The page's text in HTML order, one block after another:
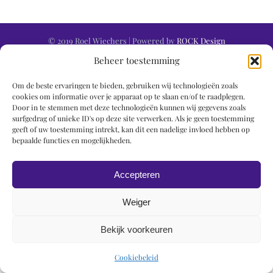
Beheer toestemming
Om de beste ervaringen te bieden, gebruiken wij technologieën zoals
cookies om informatie over je apparaat op te slaan en/of te raadplegen.
Door in te stemmen met deze technologieën kunnen wij gegevens zoals
surfgedrag of unieke ID's op deze site verwerken. Als je geen toestemming
geeft of uw toestemming intrekt, kan dit een nadelige invloed hebben op
bepaalde functies en mogelijkheden.
Accepteren
Weiger
Bekijk voorkeuren
Cookiebeleid
© 2019 Roel Wiechers | Powered by ROCK Design